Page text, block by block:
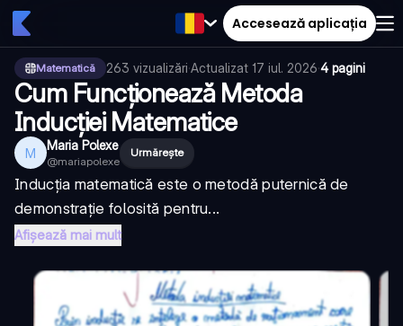
Accesează aplicația
Matematică 263 vizualizări·Actualizat 17 iul. 2026·4 pagini
Cum Funcționează Metoda
Inducției Matematice
M Maria Polexe
@mariapolexe
Urmărește
Inducția matematică este o metodă puternică de
demonstrație folosită pentru...
Afișează mai mult